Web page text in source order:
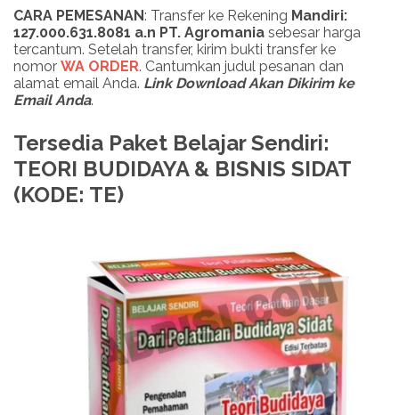
CARA PEMESANAN: Transfer ke Rekening Mandiri:
127.000.631.8081 a.n PT. Agromania sebesar harga
tercantum. Setelah transfer, kirim bukti transfer ke
nomor WA ORDER. Cantumkan judul pesanan dan
alamat email Anda. Link Download Akan Dikirim ke
Email Anda.
Tersedia Paket Belajar Sendiri:
TEORI BUDIDAYA & BISNIS SIDAT
(KODE: TE)